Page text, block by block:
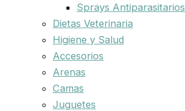
Sprays Antiparasitarios
Dietas Veterinaria
Higiene y Salud
Accesorios
Arenas
Camas
Juguetes